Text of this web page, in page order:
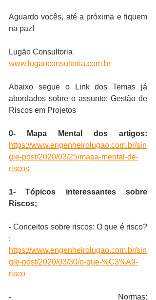
Aguardo vocês, até a próxima e fiquem
na paz!
Lugão Consultoria
www.lugaoconsultoria.com.br
Abaixo segue o Link dos Temas já
abordados sobre o assunto: Gestão de
Riscos em Projetos
https://www.engenheirolugao.com.br/sin
gle-post/2020/03/25/mapa-mental-de-
riscos
1- Tópicos interessantes sobre
Riscos;
- Conceitos sobre riscos: O que é risco?
https://www.engenheirolugao.com.br/sin
gle-post/2020/03/30/o-que-%C3%A9-
risco